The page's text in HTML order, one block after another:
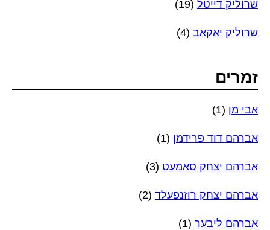
שרוליק דייטל (19)
שרוליק יאקאב (4)
זמרים
אבי מן (1)
אברהם דוד פרידמן (1)
אברהם יצחק סאמעט (3)
אברהם יצחק רוזנפעלד (2)
אברהם ליבער (1)